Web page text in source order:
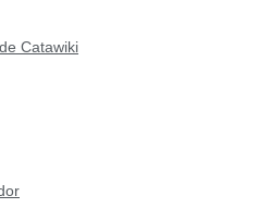
Catawiki